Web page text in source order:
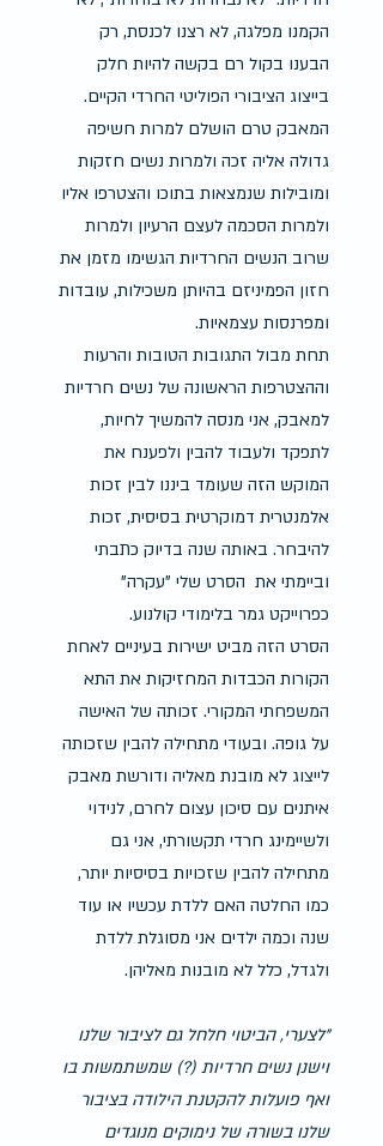
הקמנו מפלגה, לא רצנו לכנסת, רק
הבענו בקול רם בקשה להיות חלק
בייצוג הציבורי הפוליטי החרדי הקיים.
המאבק טרם הושלם למרות חשיפה
גדולה אליה זכה ולמרות נשים חזקות
ומובילות שנמצאות בתוכו והצטרפו אליו
ולמרות הסכמה לעצם הרעיון ולמרות
שרוב הנשים החרדיות הגשימו מזמן את
חזון הפמיניזם בהיותן משכילות, עובדות
ומפרנסות עצמאיות.
תחת מבול התגובות הטובות והרעות
וההצטרפות הראשונה של נשים חרדיות
למאבק, אני מנסה להמשיך לחיות,
לתפקד ולעבוד להבין ולפענח את
המוקש הזה שעומד ביננו לבין זכות
אלמנטרית דמוקרטית בסיסית, זכות
להיבחר. באותה שנה בדיוק כתבתי
וביימתי את  הסרט שלי "עקרה"
כפרוייקט גמר בלימודי קולנוע.
הסרט הזה מביט ישירות בעיניים לאחת
הקורות הכבדות המחזיקות את התא
המשפחתי המקורי. זכותה של האישה
על גופה. ובעודי מתחילה להבין שזכותה
לייצוג לא מובנת מאליה ודורשת מאבק
איתנים עם סיכון עצום לחרם, לנידוי
ולשיימינג חרדי תקשורתי, אני גם
מתחילה להבין שזכויות בסיסיות יותר,
כמו החלטה האם ללדת עכשיו או עוד
שנה וכמה ילדים אני מסוגלת ללדת
ולגדל, כלל לא מובנות מאליהן.
"לצערי, הביטוי חלחל גם לציבור שלנו
וישנן נשים חרדיות (?) שמשתמשות בו
ואף פועלות להקטנת הילודה בציבור
שלנו בשורה של נימוקים מנוגדים